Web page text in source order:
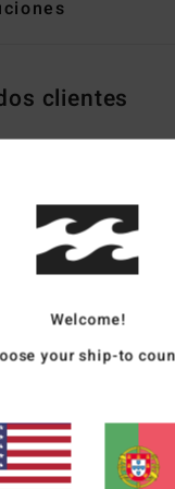
clientes
5.0/5
nossos clientes
Welcome!
your ship-to